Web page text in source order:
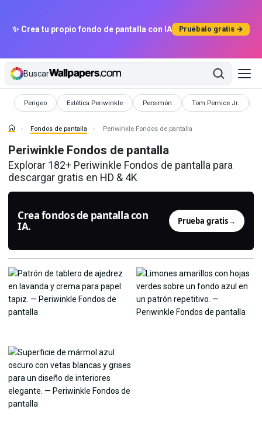
✨ Crea tu propio fondo de pantalla con IA Pruébalo gratis →
Buscar
Perigeo
Fondos de pantallaEstética Periwinkle
Fondos de pantalla Persimón
Fondos de pantallaTom Pernice Jr.
Fondos de pantalla
Fondos de pantalla Periwinkle Fondos de pantalla
Periwinkle Fondos de pantalla
Explorar 182+ Periwinkle Fondos de pantalla para
descargar gratis en HD & 4K
Crea fondos de pantalla con
IA.
Prueba gratis→